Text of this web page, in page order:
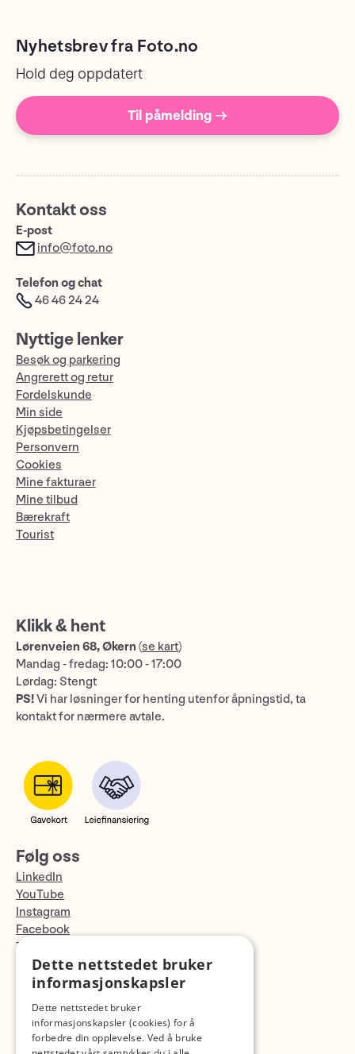
Nyhetsbrev fra Foto.no
Hold deg oppdatert
Til påmelding →
Kontakt oss
E-post
info@foto.no
Telefon og chat
46 46 24 24
Nyttige lenker
Besøk og parkering
Angrerett og retur
Fordelskunde
Min side
Kjøpsbetingelser
Personvern
Cookies
Mine fakturaer
Mine tilbud
Bærekraft
Tourist
Klikk & hent
Lørenveien 68, Økern (se kart)
Mandag - fredag: 10:00 - 17:00
Lørdag: Stengt
PS!Vi har løsninger for henting utenfor åpningstid, ta
kontakt for nærmere avtale.
Følg oss
LinkedIn
YouTube
Instagram
Facebook
TikTok
Fotopodden
Dette nettstedet bruker
informasjonskapsler
Dette nettstedet bruker
informasjonskapsler (cookies) for å
forbedre din opplevelse. Ved å bruke